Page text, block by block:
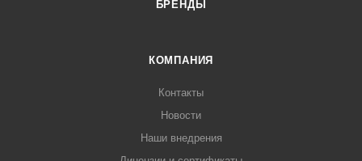
БРЕНДЫ
КОМПАНИЯ
Контакты
Новости
Наши внедрения